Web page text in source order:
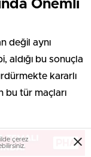
Önemli
değil aynı
aldığı bu sonuçla
kararlı
bu tür maçları
çerez